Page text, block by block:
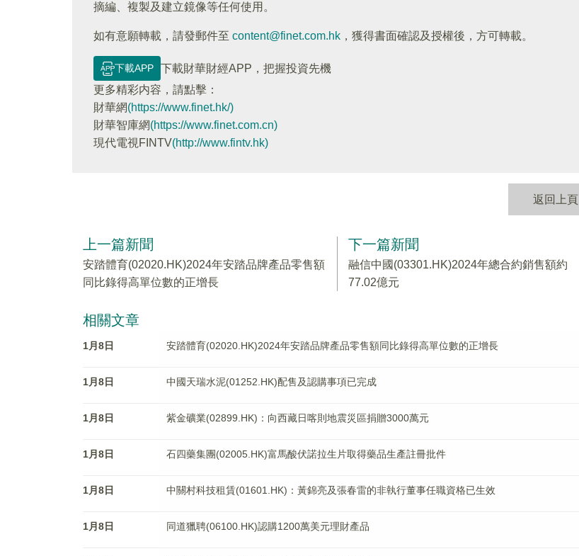
摘編、複製及建立鏡像等任何使用。
如有意願轉載，請發郵件至 content@finet.com.hk ，獲得書面確認及授權後，方可轉載。
下載APP
下載財華財經APP，把握投資先機
更多精彩内容，請點擊：
財華網(https://www.finet.hk/)
財華智庫網(https://www.finet.com.cn)
現代電視FINTV(http://www.fintv.hk)
返回上頁
上一篇新聞
安踏體育(02020.HK)2024年安踏品牌產品零售額
同比錄得高單位數的正增長
下一篇新聞
融信中國(03301.HK)2024年總合約銷售額約
77.02億元
相關文章
1月8日 安踏體育(02020.HK)2024年安踏品牌產品零售額同比錄得高單位數的正增長
1月8日 中國天瑞水泥(01252.HK)配售及認購事項已完成
1月8日 紫金礦業(02899.HK)：向西藏日喀則地震災區捐贈3000萬元
1月8日 石四藥集團(02005.HK)富馬酸伏諾拉生片取得藥品生產註冊批件
1月8日 中關村科技租賃(01601.HK)：黃錦亮及張春雷的非執行董事任職資格已生效
1月8日 同道獵聘(06100.HK)認購1200萬美元理財產品